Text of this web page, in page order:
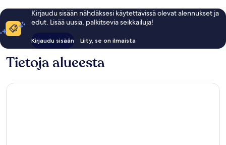
Kirjaudu sisään nähdäksesi käytettävissä olevat alennukset ja
edut. Lisää uusia, palkitsevia seikkailuja!
Kirjaudu sisään Liity, se on ilmaista
Tietoja alueesta